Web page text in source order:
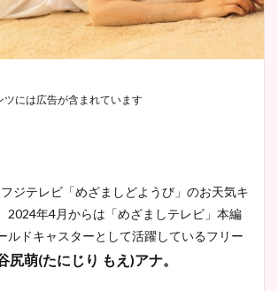
ツには広告が含まれています
ジテレビ「めざましどようび」のお天気キ
2024年4月からは「めざましテレビ」本編
ルドキャスターとして活躍しているフリー
尻萌(たにじり もえ)アナ。